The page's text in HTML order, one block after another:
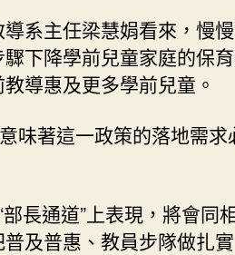
系主任梁慧娟看來，慢
下降學前兒童家庭的保
導惠及更多學前兒童。
味著這一政策的落地需
長通道”上表現，將會同
及普惠、教員步隊做扎